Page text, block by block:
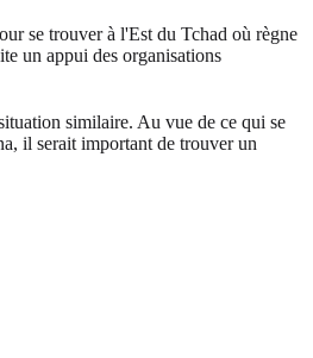
se trouver à l'Est du Tchad où règne
un appui des organisations
similaire. Au vue de ce qui se
il serait important de trouver un